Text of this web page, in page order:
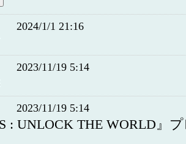
2024/1/1 21:16
2023/11/19 5:14
2023/11/19 5:14
: UNLOCK THE WORLD』